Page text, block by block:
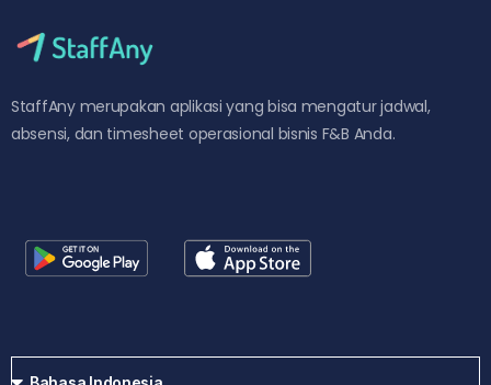
StaffAny merupakan aplikasi yang bisa mengatur jadwal,
absensi, dan timesheet operasional bisnis F&B Anda.